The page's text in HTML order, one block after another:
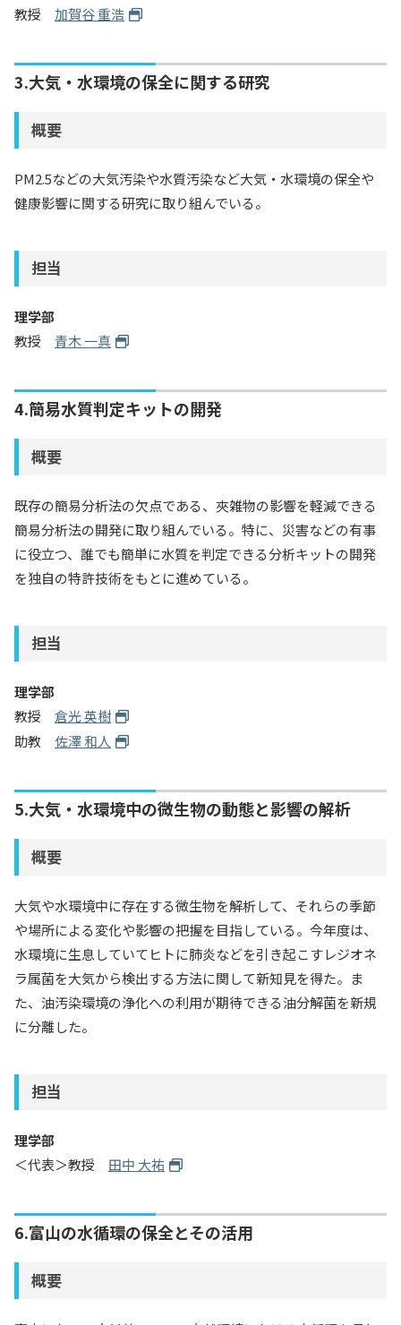
教授 加賀谷 重浩
3.大気・水環境の保全に関する研究
概要
PM2.5などの大気汚染や水質汚染など大気・水環境の保全や
健康影響に関する研究に取り組んでいる。
担当
理学部
教授 青木 一真
4.簡易水質判定キットの開発
概要
既存の簡易分析法の欠点である、夾雑物の影響を軽減できる
簡易分析法の開発に取り組んでいる。特に、災害などの有事
に役立つ、誰でも簡単に水質を判定できる分析キットの開発
を独自の特許技術をもとに進めている。
担当
理学部
教授 倉光 英樹
助教 佐澤 和人
5.大気・水環境中の微生物の動態と影響の解析
概要
大気や水環境中に存在する微生物を解析して、それらの季節
や場所による変化や影響の把握を目指している。今年度は、
水環境に生息していてヒトに肺炎などを引き起こすレジオネ
ラ属菌を大気から検出する方法に関して新知見を得た。ま
た、油汚染環境の浄化への利用が期待できる油分解菌を新規
に分離した。
担当
理学部
＜代表＞教授 田中 大祐
6.富山の水循環の保全とその活用
概要